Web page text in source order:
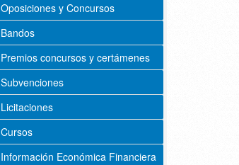
Oposiciones y Concursos
Bandos
Premios concursos y certámenes
Subvenciones
Licitaciones
Cursos
Información Económica Financiera